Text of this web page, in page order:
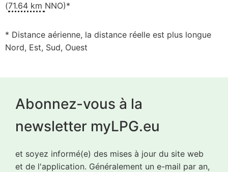
(71.64 km NNO)*
* Distance aérienne, la distance réelle est plus longue
Nord, Est, Sud, Ouest
Abonnez-vous à la
newsletter myLPG.eu
et soyez informé(e) des mises à jour du site web
et de l'application. Généralement un e-mail par an,